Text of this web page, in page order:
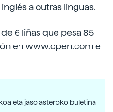
a outras linguas.
6 liñas que pesa 85
en www.cpen.com e
eta jaso asteroko buletina